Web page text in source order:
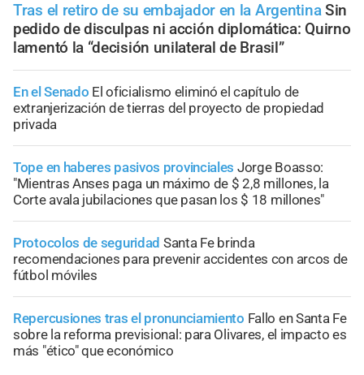
Tras el retiro de su embajador en la Argentina Sin
pedido de disculpas ni acción diplomática: Quirno
lamentó la “decisión unilateral de Brasil”
En el Senado El oficialismo eliminó el capítulo de
extranjerización de tierras del proyecto de propiedad
privada
Tope en haberes pasivos provinciales Jorge Boasso:
"Mientras Anses paga un máximo de $ 2,8 millones, la
Corte avala jubilaciones que pasan los $ 18 millones"
Protocolos de seguridad Santa Fe brinda
recomendaciones para prevenir accidentes con arcos de
fútbol móviles
Repercusiones tras el pronunciamiento Fallo en Santa Fe
sobre la reforma previsional: para Olivares, el impacto es
más "ético" que económico